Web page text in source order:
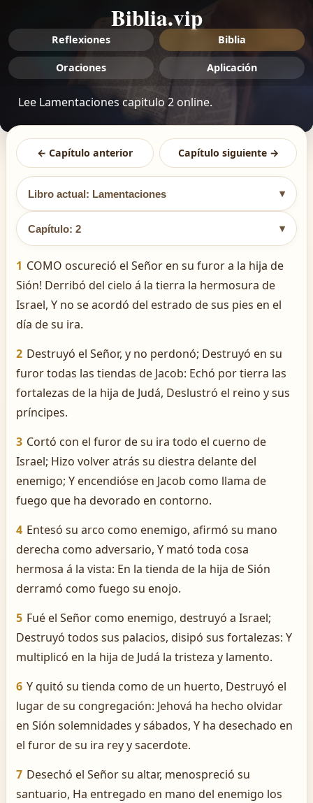
Biblia.vip
Reflexiones Biblia
Oraciones Aplicación
Lee Lamentaciones capitulo 2 online.
← Capítulo anterior Capítulo siguiente →
Libro actual: Lamentaciones ▾
Capítulo: 2 ▾
1 COMO oscureció el Señor en su furor a la hija de
Sión! Derribó del cielo á la tierra la hermosura de
Israel, Y no se acordó del estrado de sus pies en el
día de su ira.
2 Destruyó el Señor, y no perdonó; Destruyó en su
furor todas las tiendas de Jacob: Echó por tierra las
fortalezas de la hija de Judá, Deslustró el reino y sus
príncipes.
3 Cortó con el furor de su ira todo el cuerno de
Israel; Hizo volver atrás su diestra delante del
enemigo; Y encendióse en Jacob como llama de
fuego que ha devorado en contorno.
4 Entesó su arco como enemigo, afirmó su mano
derecha como adversario, Y mató toda cosa
hermosa á la vista: En la tienda de la hija de Sión
derramó como fuego su enojo.
5 Fué el Señor como enemigo, destruyó a Israel;
Destruyó todos sus palacios, disipó sus fortalezas: Y
multiplicó en la hija de Judá la tristeza y lamento.
6 Y quitó su tienda como de un huerto, Destruyó el
lugar de su congregación: Jehová ha hecho olvidar
en Sión solemnidades y sábados, Y ha desechado en
el furor de su ira rey y sacerdote.
7 Desechó el Señor su altar, menospreció su
santuario, Ha entregado en mano del enemigo los